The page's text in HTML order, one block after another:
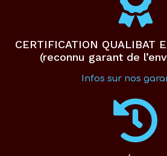
CERTIFICATION QUALIBAT
(reconnu garant de
Infos sur nos